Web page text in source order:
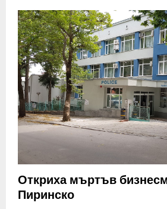
Откриха мъртъв
Пиринско